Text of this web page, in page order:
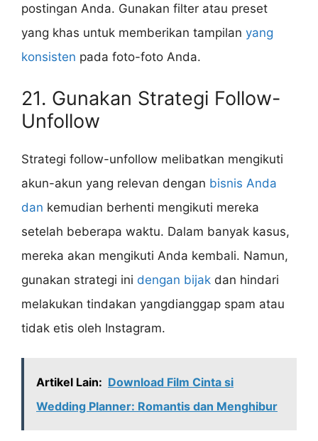
postingan Anda. Gunakan filter atau preset
yang khas untuk memberikan tampilan yang
konsisten pada foto-foto Anda.
21. Gunakan Strategi Follow-
Unfollow
Strategi follow-unfollow melibatkan mengikuti
akun-akun yang relevan dengan bisnis Anda
dan kemudian berhenti mengikuti mereka
setelah beberapa waktu. Dalam banyak kasus,
mereka akan mengikuti Anda kembali. Namun,
gunakan strategi ini dengan bijak dan hindari
melakukan tindakan yangdianggap spam atau
tidak etis oleh Instagram.
Artikel Lain: Download Film Cinta si
Wedding Planner: Romantis dan Menghibur